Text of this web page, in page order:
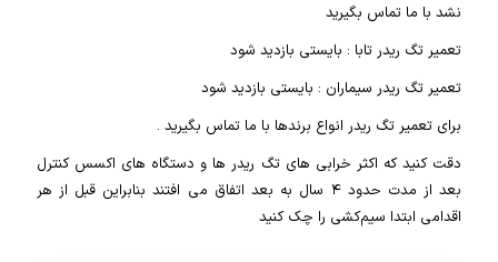
نشد با ما تماس بگیرید
تعمیر تگ ریدر تابا : بایستی بازدید شود
تعمیر تگ ریدر سیماران : بایستی بازدید شود
برای تعمیر تگ ریدر انواع برندها با ما تماس بگیرید .
دقت کنید که اکثر خرابی های تگ ریدر ها و دستگاه های اکسس کنترل
بعد از مدت حدود ۴ سال به بعد اتفاق می افتند بنابراین قبل از هر
اقدامی ابتدا سیم‌کشی را چک کنید